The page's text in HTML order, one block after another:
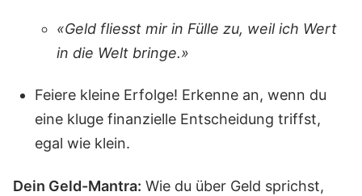
«Geld fliesst mir in Fülle zu, weil ich Wert
in die Welt bringe.»
Feiere kleine Erfolge! Erkenne an, wenn du
eine kluge finanzielle Entscheidung triffst,
egal wie klein.
Dein Geld-Mantra: Wie du über Geld sprichst,